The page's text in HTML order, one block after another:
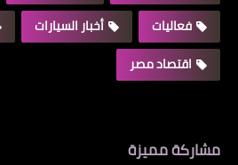
فعاليات
أخبار السيارات
اقتصاد مصر
مشاركة مميزة